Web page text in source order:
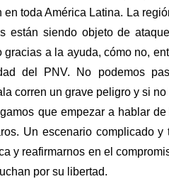
toda América Latina. La
están siendo objeto de
gracias a la ayuda, cómo no,
del PNV. No podemos
corren un grave peligro y si
que empezar a hablar
Un escenario complicado
y reafirmarnos en el
por su libertad.